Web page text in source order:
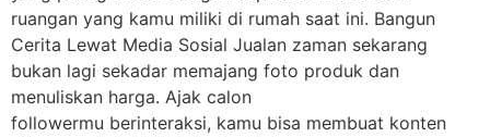
ruangan yang kamu miliki di rumah saat ini. Bangun
Cerita Lewat Media Sosial Jualan zaman sekarang
bukan lagi sekadar memajang foto produk dan
menuliskan harga. Ajak calon
followermu berinteraksi, kamu bisa membuat konten